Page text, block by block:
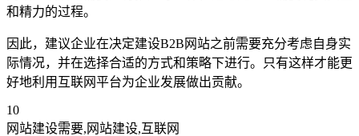
和精力的过程。
因此，建议企业在决定建设B2B网站之前需要充分考虑自身实
际情况，并在选择合适的方式和策略下进行。只有这样才能更
好地利用互联网平台为企业发展做出贡献。
10
网站建设需要,网站建设,互联网